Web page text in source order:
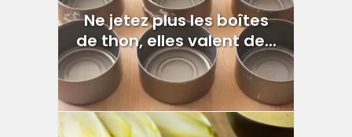
Ne jetez plus les boîtes
de thon, elles valent de...